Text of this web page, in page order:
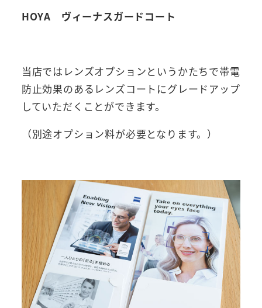
HOYA ヴィーナスガードコート
当店ではレンズオプションというかたちで帯電
防止効果のあるレンズコートにグレードアップ
していただくことができます。
（別途オプション料が必要となります。）